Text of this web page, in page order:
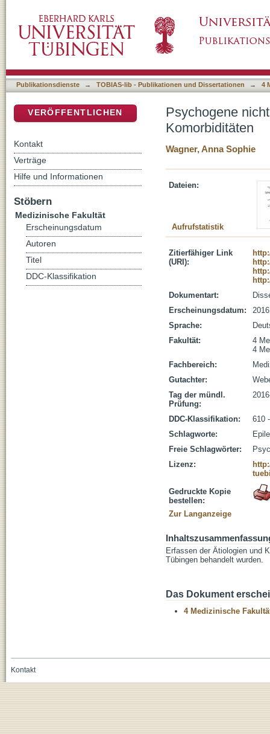
Publikationsdienste → TOBIAS-lib - Publikationen und Dissertationen → 4
Psychogene
Komorbiditäten
Wagner, Anna Sophie
Dateien:
Aufrufstatistik
Zitierfähiger Link
(URI):
Dokumentart:
Erscheinungsdatum:
2016
Sprache:
Fakultät:
4
4
Fachbereich:
Gutachter:
Tag der mündl.
Prüfung:
DDC-Klassifikation:
610
Schlagworte:
Freie Schlagwörter:
Lizenz:
Gedruckte Kopie
bestellen:
Zur Langanzeige
Erfassen der Ätiologien und
Tübingen behandelt wurden.
Das Dokument
4 Medizinische
VERÖFFENTLICHEN
Kontakt
Verträge
Hilfe und Informationen
Stöbern
Medizinische Fakultät
Erscheinungsdatum
Autoren
Titel
DDC-Klassifikation
Kontakt